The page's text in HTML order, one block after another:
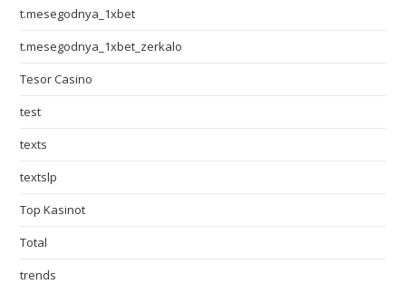
t.mesegodnya_1xbet
t.mesegodnya_1xbet_zerkalo
Tesor Casino
test
texts
textslp
Top Kasinot
Total
trends